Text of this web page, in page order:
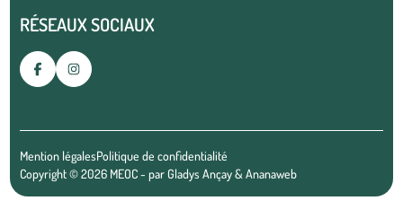
RÉSEAUX SOCIAUX
Mention légalesPolitique de confidentialité
Copyright © 2026 MEOC - parGladys Ançay&Ananaweb